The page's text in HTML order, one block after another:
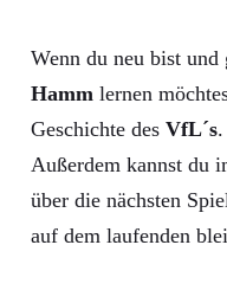
Wenn du neu bist und
Hamm lernen
Geschichte des VfL´s
Außerdem kannst du
über die nächsten
auf dem laufenden